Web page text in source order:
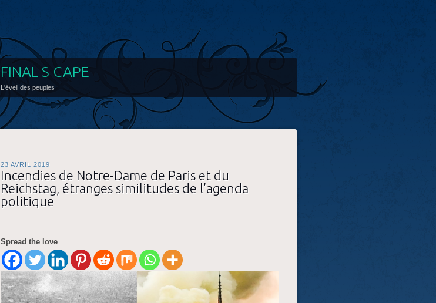
FINAL S CAPE
L'éveil des peuples
23 AVRIL 2019
Incendies de Notre-Dame de Paris et du
Reichstag, étranges similitudes de l’agenda
politique
Spread the love